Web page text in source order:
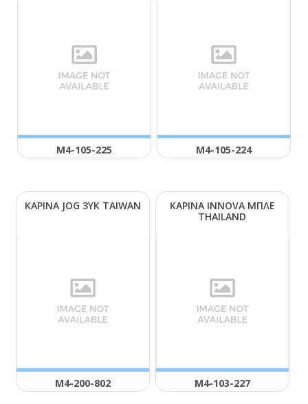
Μ4-105-225 Μ4-105-224
ΚΑΡΙΝΑ JΟG 3ΥΚ ΤΑΙWΑΝ
Μ4-200-802
ΚΑΡΙΝΑ ΙΝΝΟVΑ ΜΠΛΕ
ΤΗΑΙLΑΝD
Μ4-103-227